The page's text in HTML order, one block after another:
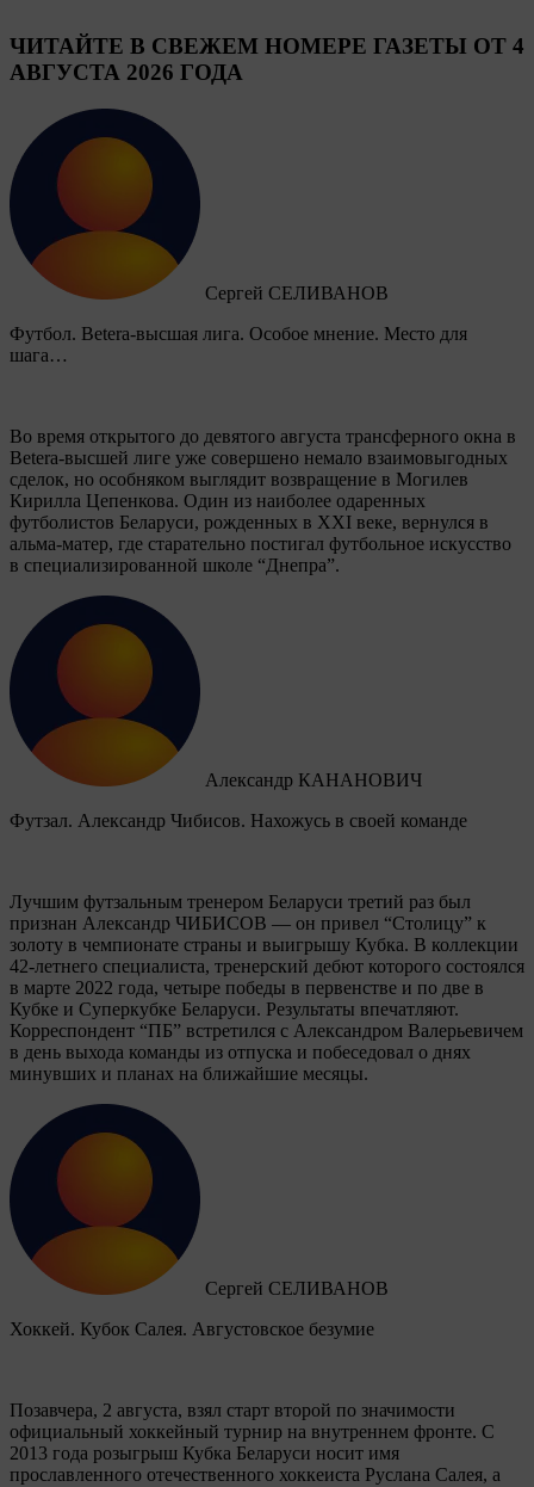
ЧИТАЙТЕ В СВЕЖЕМ НОМЕРЕ ГАЗЕТЫ ОТ 4
АВГУСТА 2026 ГОДА
Сергей СЕЛИВАНОВ
Футбол. Betera-высшая лига. Особое мнение. Место для
шага…
Во время открытого до девятого августа трансферного окна в
Betera-высшей лиге уже совершено немало взаимовыгодных
сделок, но особняком выглядит возвращение в Могилев
Кирилла Цепенкова. Один из наиболее одаренных
футболистов Беларуси, рожденных в XXI веке, вернулся в
альма-матер, где старательно постигал футбольное искусство
в специализированной школе “Днепра”.
Александр КАНАНОВИЧ
Футзал. Александр Чибисов. Нахожусь в своей команде
Лучшим футзальным тренером Беларуси третий раз был
признан Александр ЧИБИСОВ — он привел “Столицу” к
золоту в чемпионате страны и выигрышу Кубка. В коллекции
42-летнего специалиста, тренерский дебют которого состоялся
в марте 2022 года, четыре победы в первенстве и по две в
Кубке и Суперкубке Беларуси. Результаты впечатляют.
Корреспондент “ПБ” встретился с Александром Валерьевичем
в день выхода команды из отпуска и побеседовал о днях
минувших и планах на ближайшие месяцы.
Сергей СЕЛИВАНОВ
Хоккей. Кубок Салея. Августовское безумие
Позавчера, 2 августа, взял старт второй по значимости
официальный хоккейный турнир на внутреннем фронте. C
2013 года розыгрыш Кубка Беларуси носит имя
прославленного отечественного хоккеиста Руслана Салея, а